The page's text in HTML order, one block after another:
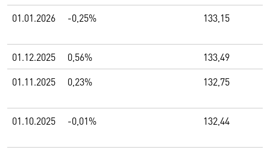
01.01.2026
-0,25% 133,15
01.12.2025 0,56%
133,49
01.11.2025
0,23% 132,75
01.10.2025 -0,01% 132,44